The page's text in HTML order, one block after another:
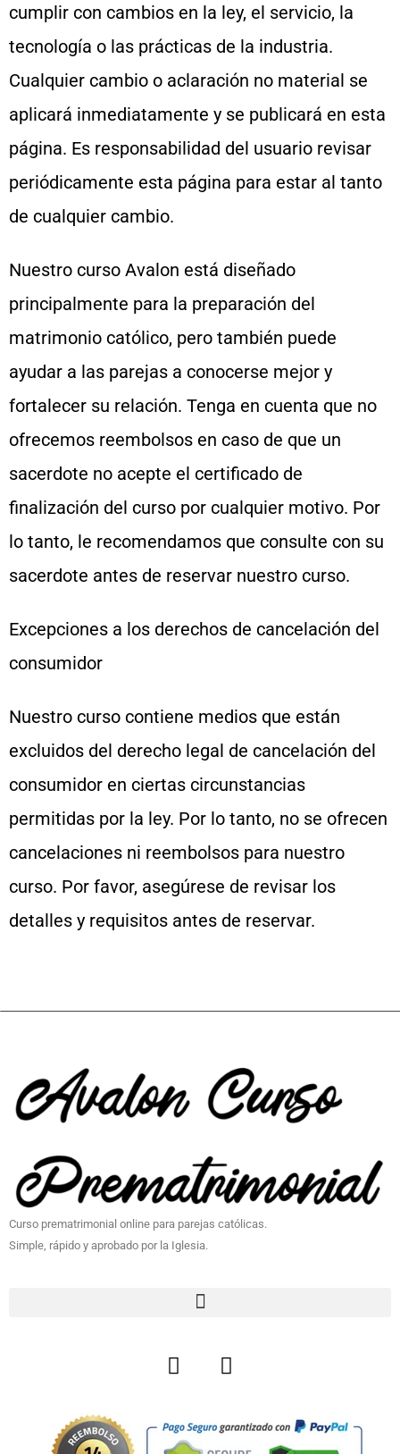
cumplir con cambios en la ley, el servicio, la
tecnología o las prácticas de la industria.
Cualquier cambio o aclaración no material se
aplicará inmediatamente y se publicará en esta
página. Es responsabilidad del usuario revisar
periódicamente esta página para estar al tanto
de cualquier cambio.
Nuestro curso Avalon está diseñado
principalmente para la preparación del
matrimonio católico, pero también puede
ayudar a las parejas a conocerse mejor y
fortalecer su relación. Tenga en cuenta que no
ofrecemos reembolsos en caso de que un
sacerdote no acepte el certificado de
finalización del curso por cualquier motivo. Por
lo tanto, le recomendamos que consulte con su
sacerdote antes de reservar nuestro curso.
Excepciones a los derechos de cancelación del
consumidor
Nuestro curso contiene medios que están
excluidos del derecho legal de cancelación del
consumidor en ciertas circunstancias
permitidas por la ley. Por lo tanto, no se ofrecen
cancelaciones ni reembolsos para nuestro
curso. Por favor, asegúrese de revisar los
detalles y requisitos antes de reservar.
Curso prematrimonial online para parejas católicas.
Simple, rápido y aprobado por la Iglesia.